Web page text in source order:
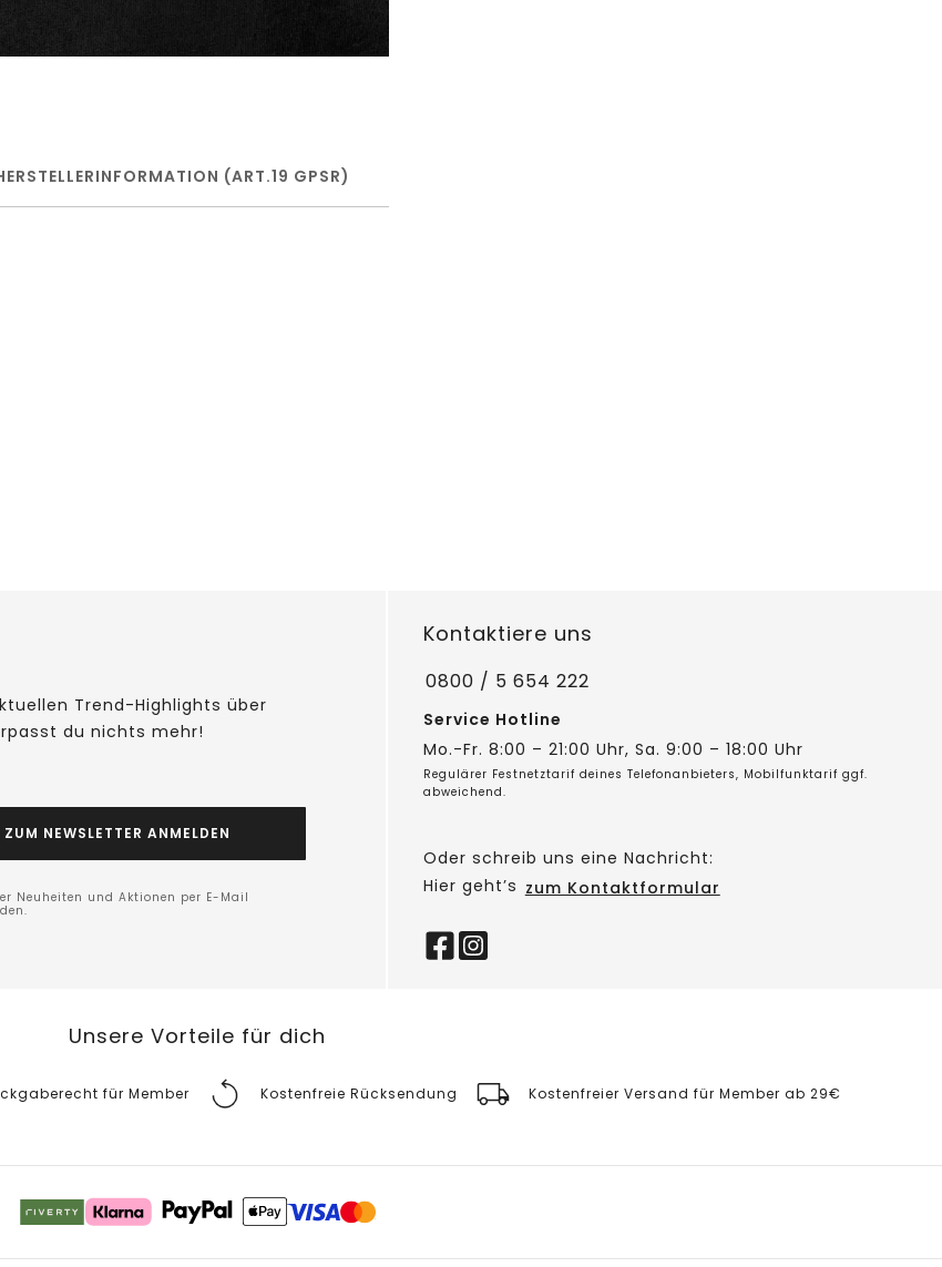
(ART.19 GPSR)
Trend-Highlights über
du nichts mehr!
ZUM NEWSLETTER ANMELDEN
Neuheiten und Aktionen per E-Mail
Kontaktiere uns
0800 / 5 654 222
Service Hotline
Mo.-Fr. 8:00 – 21:00 Uhr, Sa. 9:00 – 18:00 Uhr
Regulärer Festnetztarif deines Telefonanbieters, Mobilfunktarif ggf.
abweichend.
Oder schreib uns eine Nachricht:
Hier geht’s zum Kontaktformular
Unsere Vorteile für dich
für Member Kostenfreie Rücksendung Kostenfreier Versand für Member ab 29€